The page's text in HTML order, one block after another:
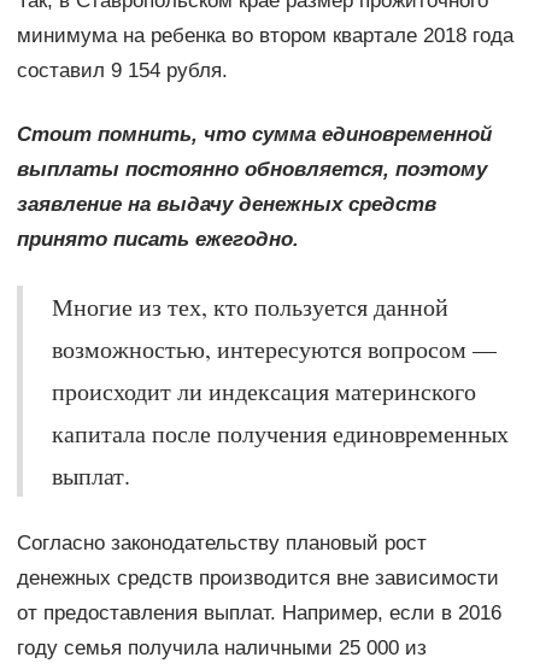
минимума на ребенка во втором квартале 2018 года
составил 9 154 рубля.
Стоит помнить, что сумма единовременной
выплаты постоянно обновляется, поэтому
заявление на выдачу денежных средств
принято писать ежегодно.
Многие из тех, кто пользуется данной
возможностью, интересуются вопросом —
происходит ли индексация материнского
капитала после получения единовременных
выплат.
Cогласно законодательству плановый рост
денежных средств производится вне зависимости
от предоставления выплат. Например, если в 2016
году семья получила наличными 25 000 из